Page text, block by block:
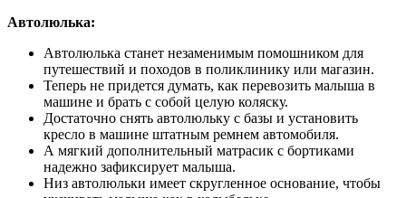
Автолюлька:
Автолюлька станет незаменимым помошником для
путешествий и походов в поликлинику или магазин.
Теперь не придется думать, как перевозить малыша в
машине и брать с собой целую коляску.
Достаточно снять автолюльку с базы и установить
кресло в машине штатным ремнем автомобиля.
А мягкий дополнительный матрасик с бортиками
надежно зафиксирует малыша.
Низ автолюльки имеет скругленное основание, чтобы